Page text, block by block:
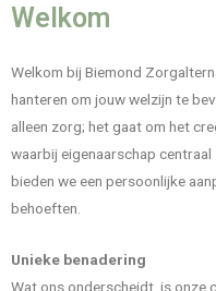
Welkom
Welkom bij Biemond
hanteren om jouw welzijn te
alleen zorg; het gaat om het
waarbij eigenaarschap
bieden we een persoonlijke
behoeften.
Unieke benadering
Wat ons onderscheidt, is onze